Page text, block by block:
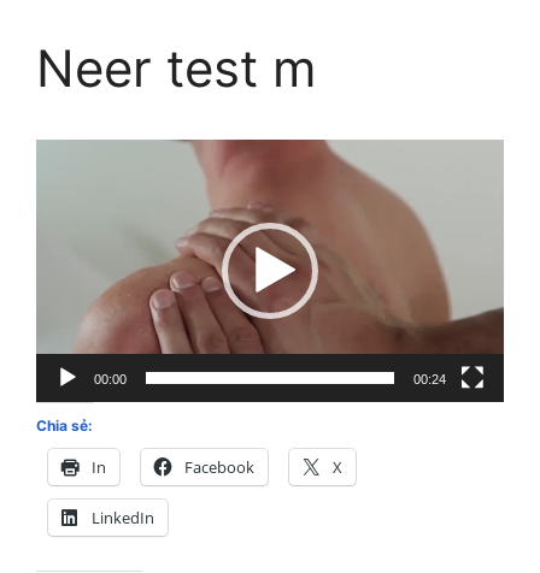
Neer test m
00:00 00:24
Chia sẻ:
In Facebook X
LinkedIn